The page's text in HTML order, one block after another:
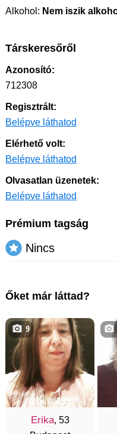
Alkohol: Nem iszik
Társkeresőről
Azonosító:
712308
Regisztrált:
Belépve láthatod
Elérhető volt:
Belépve láthatod
Olvasatlan üzenetek:
Belépve láthatod
Prémium tagság
Nincs
Őket már láttad?
Erika, 53
9